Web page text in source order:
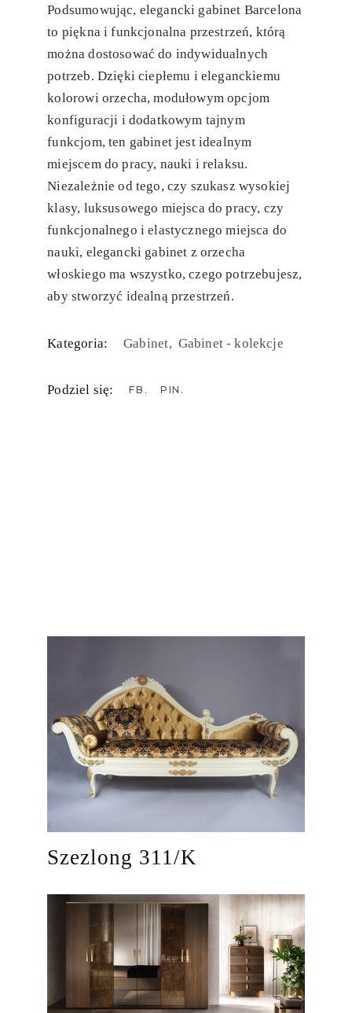
Podsumowując, elegancki gabinet Barcelona
to piękna i funkcjonalna przestrzeń, którą
można dostosować do indywidualnych
potrzeb. Dzięki ciepłemu i eleganckiemu
kolorowi orzecha, modułowym opcjom
konfiguracji i dodatkowym tajnym
funkcjom, ten gabinet jest idealnym
miejscem do pracy, nauki i relaksu.
Niezależnie od tego, czy szukasz wysokiej
klasy, luksusowego miejsca do pracy, czy
funkcjonalnego i elastycznego miejsca do
nauki, elegancki gabinet z orzecha
włoskiego ma wszystko, czego potrzebujesz,
aby stworzyć idealną przestrzeń.
Kategoria: Gabinet Gabinet - kolekcje
Podziel się: FB PIN
Szezlong 311/K